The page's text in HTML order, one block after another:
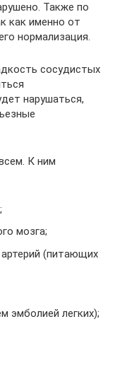
Также по
как именно от
нормализация.
сосудистых
нарушаться,
К ним
мозга;
(питающих
эмболией легких);